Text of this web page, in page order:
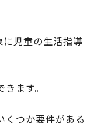
に児童の生活指導
ます。
くつか要件がある